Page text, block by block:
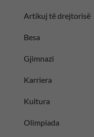
Artikuj të drejtorisë
Besa
Gjimnazi
Karriera
Kultura
Olimpiada